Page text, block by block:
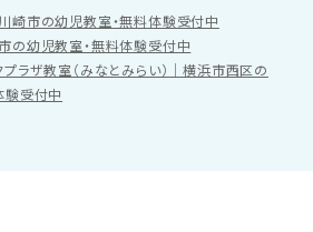
崎市の幼児教室・無料体験受付中
の幼児教室・無料体験受付中
ラザ教室（みなとみらい）｜横浜市西区の
験受付中